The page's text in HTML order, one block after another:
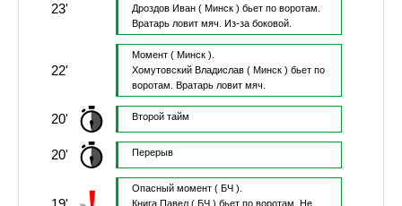
23'
Дроздов Иван( Минск ) бьет по воротам.
Вратарь ловит мяч.
Из-за боковой.
22'
Момент ( Минск ).
Хомутовский Владислав( Минск ) бьет по
воротам.
Вратарь ловит мяч.
20' Второй тайм
20' Перерыв
Опасный момент ( БЧ ).
Книга Павел( БЧ ) бьет по воротам. Не